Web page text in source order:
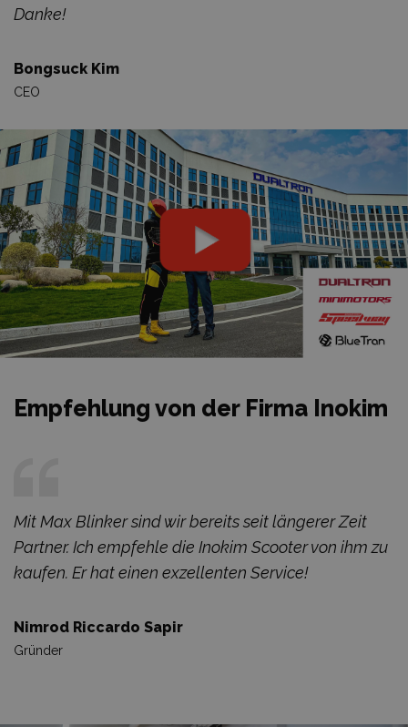
Danke!
Bongsuck Kim
CEO
Empfehlung von der Firma Inokim
Mit Max Blinker sind wir bereits seit längerer Zeit
Partner. Ich empfehle die Inokim Scooter von ihm zu
kaufen. Er hat einen exzellenten Service!
Nimrod Riccardo Sapir
Gründer